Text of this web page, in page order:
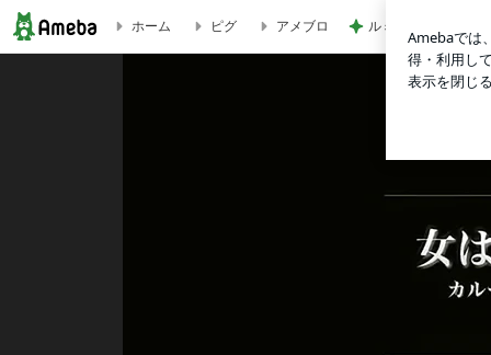
追悼 | カルーセル麻紀オフィシャルブログ「女は1日にして
ホーム ピグ アメブロ ルミ子 サカ友と久